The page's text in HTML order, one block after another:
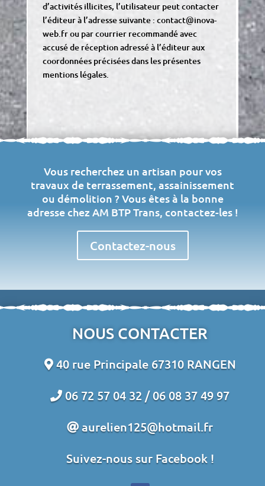
d’activités illicites, l’utilisateur peut contacter
l’éditeur à l’adresse suivante : contact@inova-
web.frou par courrier recommandé avec
accusé de réception adressé à l’éditeur aux
coordonnées précisées dans les présentes
mentions légales.
Vous recherchez un artisan pour vos
travaux de terrassement, assainissement
ou démolition ? Vous êtes à la bonne
adresse chez AM BTP Trans, contactez-les !
Contactez-nous
NOUS CONTACTER
40 rue Principale 67310 RANGEN
06 72 57 04 32 /06 08 37 49 97
aurelien125@hotmail.fr
Suivez-nous sur Facebook !